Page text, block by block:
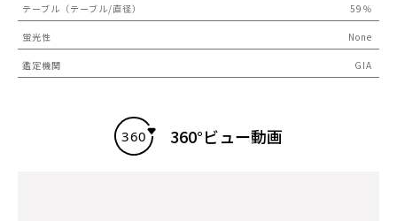
テーブル（テーブル/直径） 59％
蛍光性 None
鑑定機関 GIA
360°ビュー動画